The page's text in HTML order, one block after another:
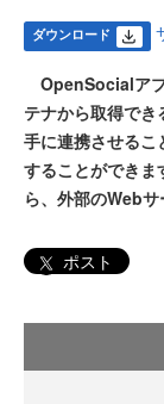
ダウンロード
OpenSocialア
テナから取得で
手に連携させるこ
することができ
ら、外部のWebサ
ポスト